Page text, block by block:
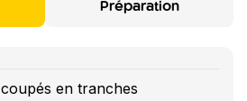
Préparation
en tranches